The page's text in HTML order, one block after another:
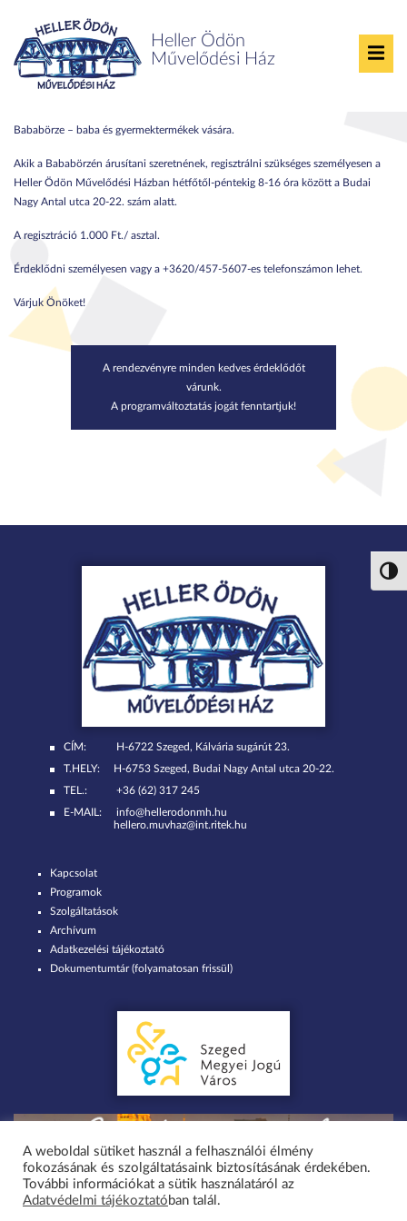
Heller Ödön
Művelődési Ház
Bababörze
Bababörze – baba és gyermektermékek vására.
Akik a Bababörzén árusítani szeretnének, regisztrálni szükséges személyesen a
Heller Ödön Művelődési Házban hétfőtől-péntekig 8-16 óra között a Budai
Nagy Antal utca 20-22. szám alatt.
A regisztráció 1.000 Ft./ asztal.
Érdeklődni személyesen vagy a +3620/457-5607-es telefonszámon lehet.
Várjuk Önöket!
A rendezvényre minden kedves érdeklődőt
várunk.
A programváltoztatás jogát fenntartjuk!
CÍM:
H-6722 Szeged, Kálvária sugárút 23.
T.HELY:
H-6753 Szeged, Budai Nagy Antal utca 20-22.
TEL.:
+36 (62) 317 245
E-MAIL:
info@hellerodonmh.hu
hellero.muvhaz@int.ritek.hu
Kapcsolat
Programok
Szolgáltatások
Archívum
Adatkezelési tájékoztató
Dokumentumtár (folyamatosan frissül)
Minden jog fenntartva 2026 © Szent-Györgyi Albert Agóra Heller Ödön
Művelődési Ház Szeged-Tápé / design by greenteam.hu
A weboldal sütiket használ a felhasználói élmény
fokozásának és szolgáltatásaink biztosításának érdekében.
További információkat a sütik használatáról az
Adatvédelmi tájékoztató ban talál.